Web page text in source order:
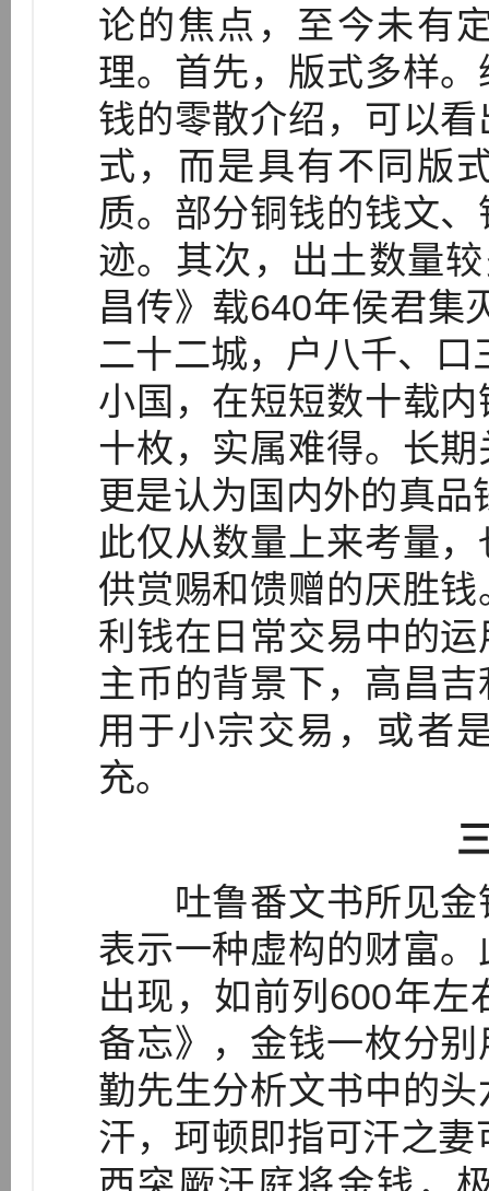
论的焦点，至今未有
理。首先，版式多样
钱的零散介绍，可以
式，而是具有不同版
质。部分铜钱的钱文
迹。其次，出土数量
昌传》载640年侯君集
二十二城，户八千、口
小国，在短短数十载
十枚，实属难得。长
更是认为国内外的真
此仅从数量上来考量
供赏赐和馈赠的厌胜
利钱在日常交易中的
主币的背景下，高昌
用于小宗交易，或者
充。
吐鲁番文书所见金
表示一种虚构的财富
出现，如前列600年
备忘》，金钱一枚分
勤先生分析文书中的
汗，珂顿即指可汗之